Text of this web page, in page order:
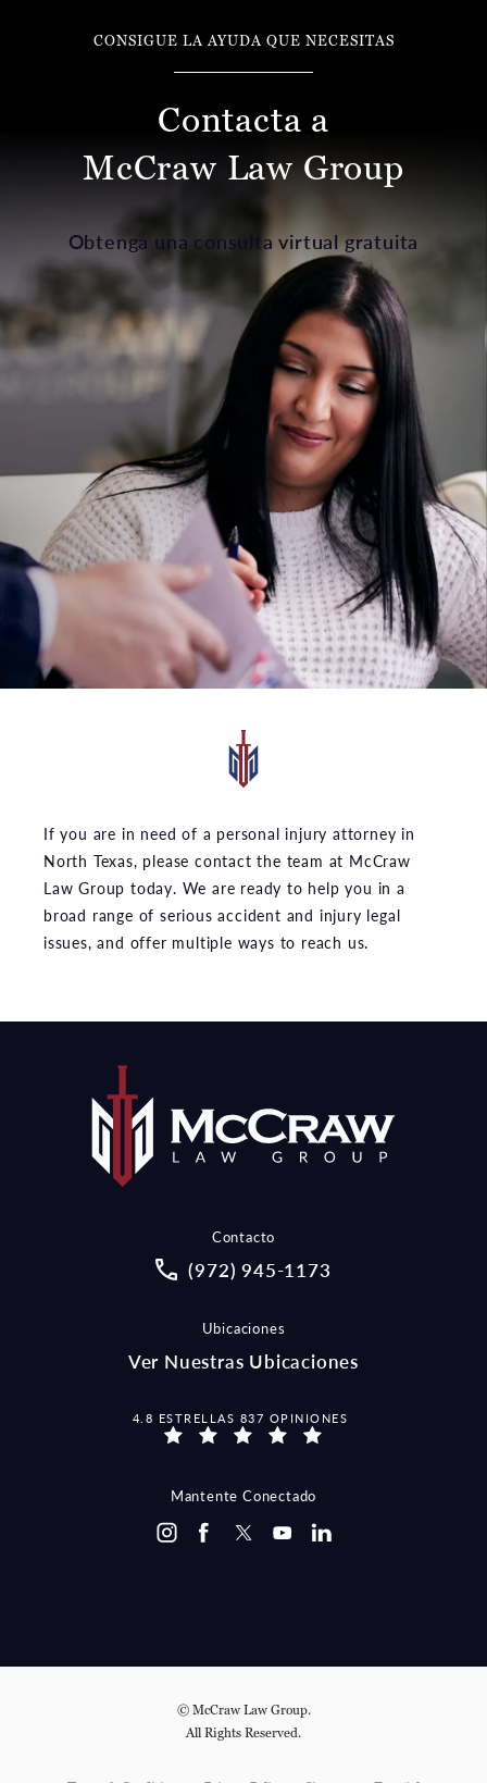
CONSIGUE LA AYUDA QUE NECESITAS
Contacta a
McCraw Law Group
Obtenga una consulta virtual gratuita
If you are in need of a personal injury attorney in
North Texas, please contact the team at McCraw
Law Group today. We are ready to help you in a
broad range of serious accident and injury legal
issues, and offer multiple ways to reach us.
Contacto
Call McCraw Law Group on the
(972) 945-1173
Ubicaciones
Ver Nuestras Ubicaciones
MCCRAW LAW GROUP OPINIONES:
4.8 ESTRELLAS 837 OPINIONES
Mantente Conectado
© McCraw Law Group.
All Rights Reserved.